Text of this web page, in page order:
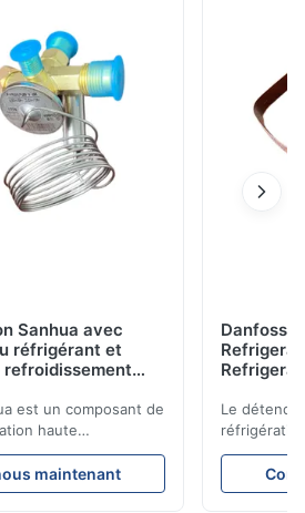
direct, faible coût opérationnel
OEM disponibles.
Sanhua avec
réfrigérant et
est un composant de
haute
les unités de
les
et les systèmes
maintenant
Danfoss
Le
précision